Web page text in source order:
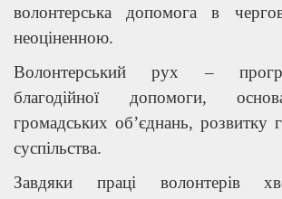
волонтерська допомога в
неоціненною.
Волонтерський рух –
благодійної допомоги,
громадських об’єднань, розвитку
суспільства.
Завдяки праці волонтерів